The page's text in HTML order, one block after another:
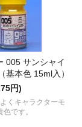
005 サンシャイ
基本色 15ml入）
円)
くキャラクターモ
です。